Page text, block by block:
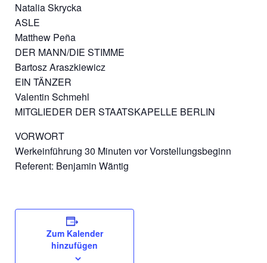
Natalia Skrycka
ASLE
Matthew Peña
DER MANN/DIE STIMME
Bartosz Araszkiewicz
EIN TÄNZER
Valentin Schmehl
MITGLIEDER DER STAATSKAPELLE BERLIN
VORWORT
Werkeinführung 30 Minuten vor Vorstellungsbeginn
Referent: Benjamin Wäntig
Zum Kalender
hinzufügen